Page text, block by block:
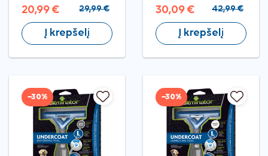
20,99 € 29,99 €
Į krepšelį
30,09 € 42,99 €
Į krepšelį
−30% −30%